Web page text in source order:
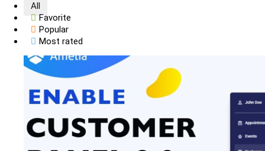
All
Favorite
Popular
Most rated